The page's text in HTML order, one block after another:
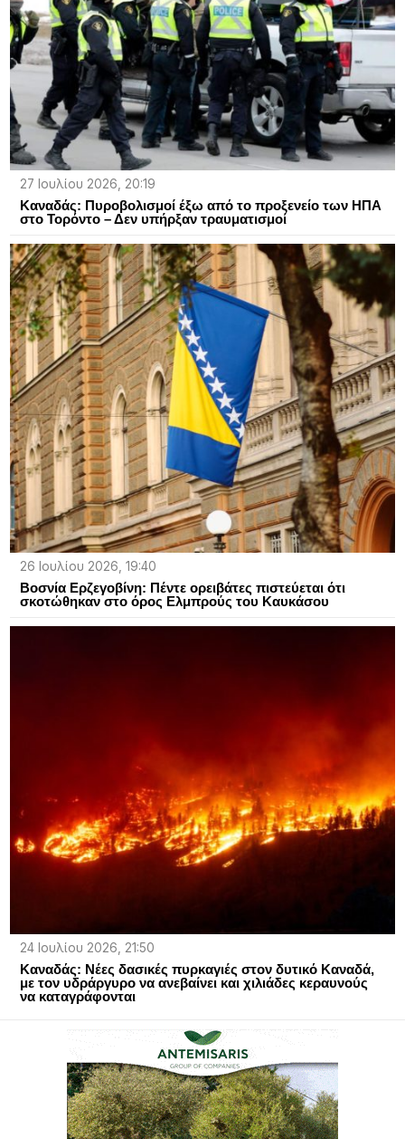
27 Ιουλίου 2026, 20:19
Καναδάς: Πυροβολισμοί έξω από το προξενείο των ΗΠΑ
στο Τορόντο – Δεν υπήρξαν τραυματισμοί
26 Ιουλίου 2026, 19:40
Βοσνία Ερζεγοβίνη: Πέντε ορειβάτες πιστεύεται ότι
σκοτώθηκαν στο όρος Ελμπρούς του Καυκάσου
24 Ιουλίου 2026, 21:50
Καναδάς: Νέες δασικές πυρκαγιές στον δυτικό Καναδά,
με τον υδράργυρο να ανεβαίνει και χιλιάδες κεραυνούς
να καταγράφονται